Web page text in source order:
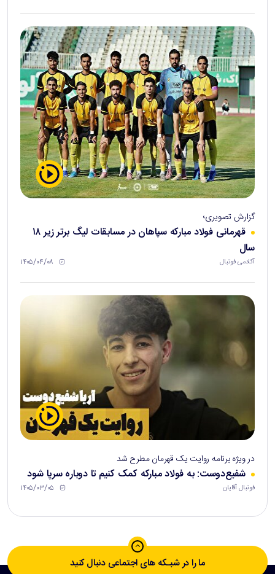
گزارش تصویری؛
قهرمانی فولاد مبارکه سپاهان در مسابقات لیگ برتر زیر ۱۸
سال
آکادمی فوتبال ۱۴۰۵/۰۴/۰۸
در ویژه برنامه روایت یک قهرمان مطرح شد
شفیع‌دوست: به فولاد مبارکه کمک کنیم تا دوباره سرپا شود
فوتبال آقایان ۱۴۰۵/۰۳/۰۵
ما را در شبـکه های اجتماعی دنبال کنید